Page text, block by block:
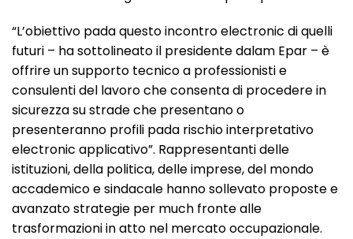
“L’obiettivo pada questo incontro electronic di quelli
futuri – ha sottolineato il presidente dalam Epar – è
offrire un supporto tecnico a professionisti e
consulenti del lavoro che consenta di procedere in
sicurezza su strade che presentano o
presenteranno profili pada rischio interpretativo
electronic applicativo”. Rappresentanti delle
istituzioni, della politica, delle imprese, del mondo
accademico e sindacale hanno sollevato proposte e
avanzato strategie per much fronte alle
trasformazioni in atto nel mercato occupazionale.